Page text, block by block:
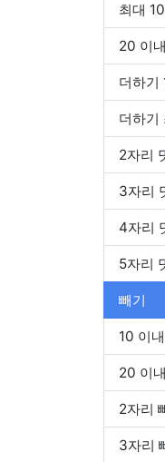
최대
20 이
더하기
더하기
2자리
3자리
4자리
5자리
빼기
10 이
20 이
2자리
3자리